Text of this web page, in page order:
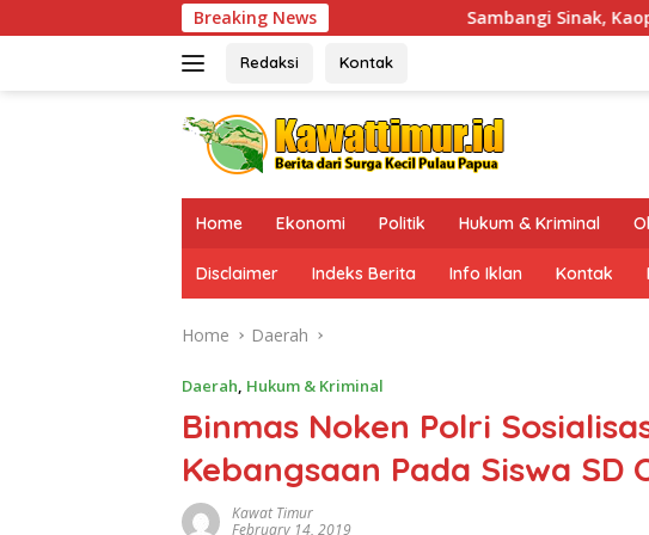
to
Breaking News
Sambangi Sinak, Kaops Damai Cartenz-2026
Redaksi Kontak
Home Ekonomi Politik Hukum & Kriminal
Disclaimer Indeks Berita Info Iklan Kontak
Home Daerah
Daerah, Hukum & Kriminal
Binmas Noken Polri
Kebangsaan Pada Siswa SD
Kawat Timur
February 14, 2019